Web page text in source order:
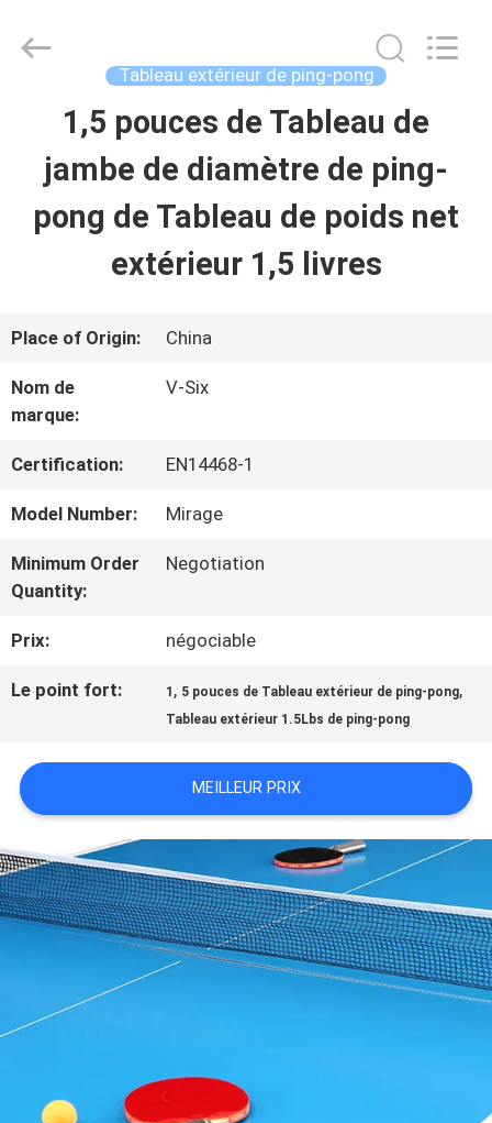
MAISON
À
PROPOS
DE
NOUS
VISITE
DE
L'USINE
CONTRÔLE
DE
LA
QUALITÉ
NOUS
CONTACTER
Guangzhou
Reserved.
Tableau extérieur de ping-pong
1,5 pouces de Tableau de
jambe de diamètre de ping-
pong de Tableau de poids net
extérieur 1,5 livres
Place of Origin: China
Nom de
marque:
V-Six
Certification: EN14468-1
Model Number: Mirage
Minimum Order
Quantity:
Negotiation
Prix: négociable
Le point fort: 1 , 5 pouces de Tableau extérieur de ping-pong,
Tableau extérieur 1.5Lbs de ping-pong
MEILLEUR PRIX